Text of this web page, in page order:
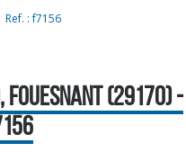
Ref. : f7156
FOUESNANT (29170) -